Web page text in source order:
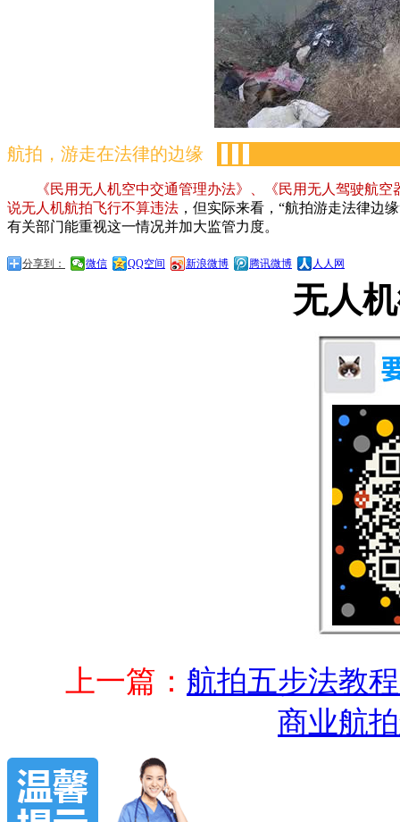
航拍，游走在法律的边缘
《民用无人机空中交通管理办法》、《民用无人驾驶航
说无人机航拍飞行不算违法 ，但实际来看，“航拍游走法律边
有关部门能重视这一情况并加大监管力度。
分享到： 微信 QQ空间 新浪微博 腾讯微博 人人网
无人
上一篇： 航拍五步法教
商业航